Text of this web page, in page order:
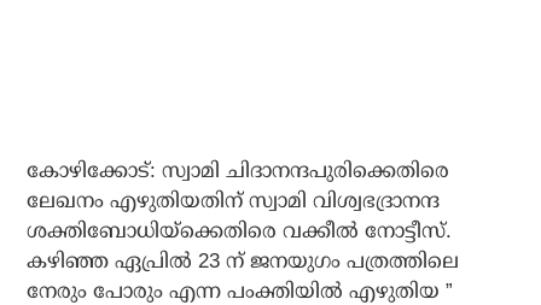
കോഴിക്കോട്: സ്വാമി ചിദാനന്ദപുരിക്കെതിരെ
ലേഖനം എഴുതിയതിന് സ്വാമി വിശ്വഭദ്രാനന്ദ
ശക്തിബോധിയ്‌ക്കെതിരെ വക്കീല്‍ നോട്ടീസ്.
കഴിഞ്ഞ ഏപ്രില്‍ 23 ന് ജനയുഗം പത്രത്തിലെ
നേരും പോരും എന്ന പംക്തിയില്‍ എഴുതിയ ”